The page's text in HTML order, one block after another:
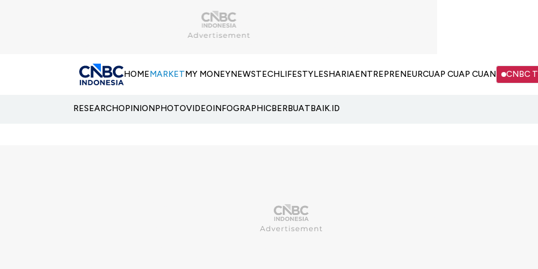
HOMEMARKETMY MONEYNEWSTECHLIFESTYLESHARIAENTREPRENEURCUAP CUAP CUAN CNBC
RESEARCHOPINIONPHOTOVIDEOINFOGRAPHICBERBUATBAIK.ID